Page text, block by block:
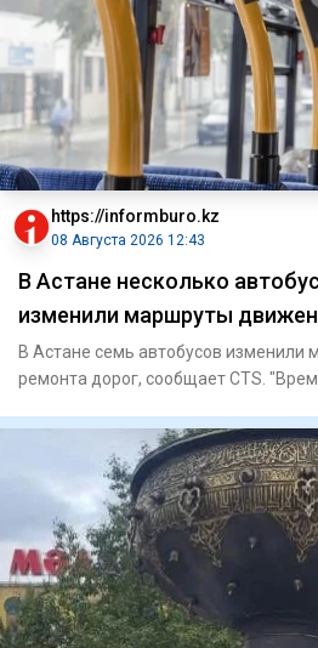
https://informburo.kz
08 Августа 2026 12:43
В Астане несколько
изменили маршруты
В Астане семь автобусов изменили
ремонта дорог, сообщает CTS.